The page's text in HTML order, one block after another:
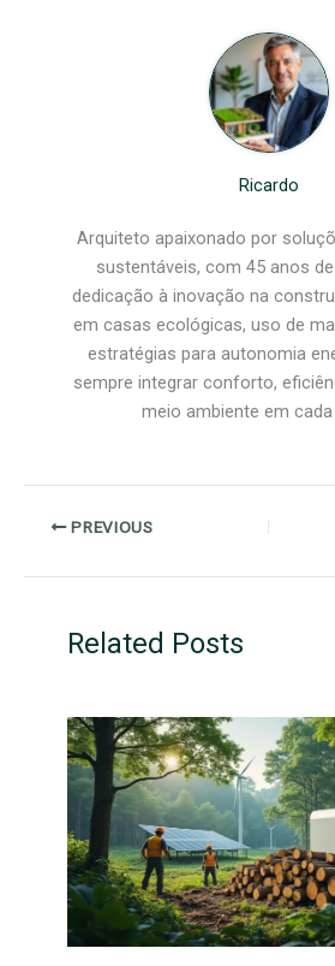
Ricardo
Arquiteto apaixonado por
sustentáveis, com 45 anos
dedicação à inovação na
em casas ecológicas, uso de
estratégias para autonomia
sempre integrar conforto,
meio ambiente em
PREVIOUS
Related Posts